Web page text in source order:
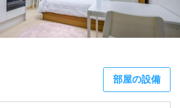
部屋の設備